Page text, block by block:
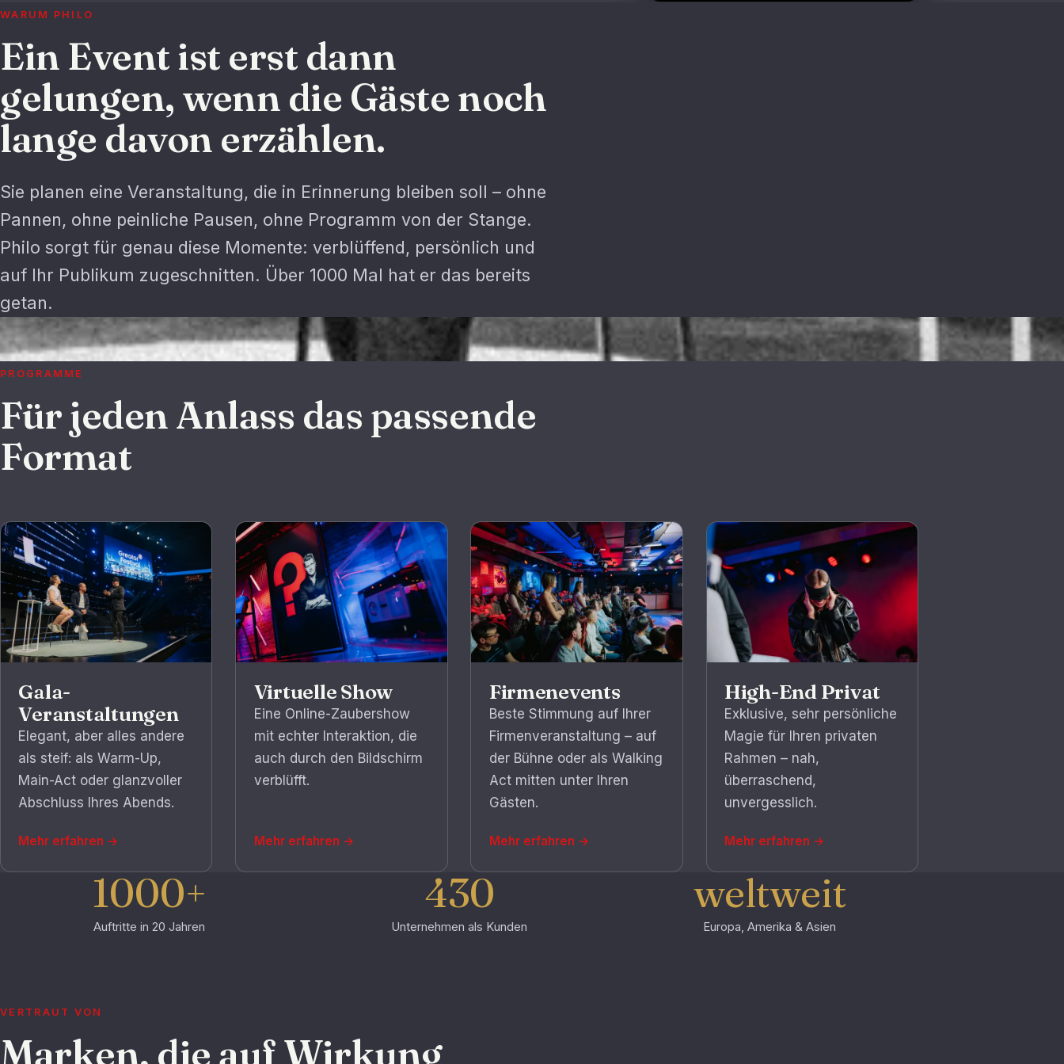
WARUM PHILO
Ein Event ist erst dann
gelungen, wenn die Gäste noch
lange davon erzählen.
Sie planen eine Veranstaltung, die in Erinnerung bleiben soll – ohne
Pannen, ohne peinliche Pausen, ohne Programm von der Stange.
Philo sorgt für genau diese Momente: verblüffend, persönlich und
auf Ihr Publikum zugeschnitten. Über 1000 Mal hat er das bereits
getan.
PROGRAMME
Für jeden Anlass das passende
Format
Gala-
Veranstaltungen
Elegant, aber alles andere
als steif: als Warm-Up,
Main-Act oder glanzvoller
Abschluss Ihres Abends.
Mehr erfahren →
Virtuelle Show
Eine Online-Zaubershow
mit echter Interaktion, die
auch durch den Bildschirm
verblüfft.
Mehr erfahren →
Firmenevents
Beste Stimmung auf Ihrer
Firmenveranstaltung – auf
der Bühne oder als Walking
Act mitten unter Ihren
Gästen.
Mehr erfahren →
High-End Privat
Exklusive, sehr persönliche
Magie für Ihren privaten
Rahmen – nah,
überraschend,
unvergesslich.
Mehr erfahren →
1000+
Auftritte in 20 Jahren
430
Unternehmen als Kunden
weltweit
Europa, Amerika & Asien
VERTRAUT VON
Marken, die auf Wirkung